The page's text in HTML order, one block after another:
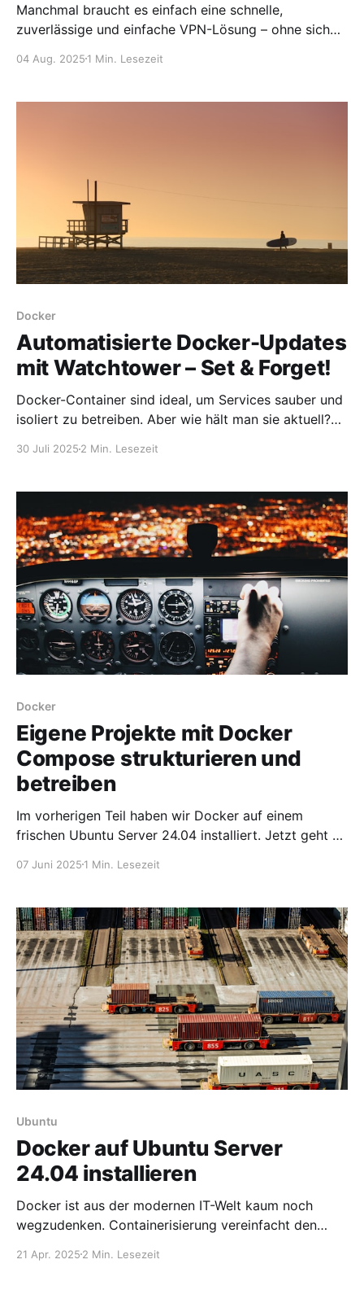
Manchmal braucht es einfach eine schnelle,
zuverlässige und einfache VPN-Lösung – ohne sich
WG-Easy ins Spiel. Mit dieser schlanken Oberfläche
betriebsbereit machen. In diesem Beitrag zeige ich,
04 Aug. 2025 1 Min. Lesezeit
Docker
Automatisierte Docker-Updates
mit Watchtower – Set & Forget!
Docker-Container sind ideal, um Services sauber und
isoliert zu betreiben. Aber wie hält man sie aktuell?
man Container vollautomatisch aktualisieren lassen,
inklusive Benachrichtigung per E-Mail – und das mit
nur
30 Juli 2025 2 Min. Lesezeit
Docker
Eigene Projekte mit Docker
Compose strukturieren und
betreiben
Im vorherigen Teil haben wir Docker auf einem
frischen Ubuntu Server 24.04 installiert. Jetzt geht es
zu strukturieren und zu betreiben. Hier zeige ich dir,
Volumes und Umgebungsvariablen sauber verwaltest
* und Best Practices beachtest Projektstruktur: Klar
und
07 Juni 2025 1 Min. Lesezeit
Ubuntu
Docker auf Ubuntu Server
24.04 installieren
Docker ist aus der modernen IT-Welt kaum noch
wegzudenken. Containerisierung vereinfacht den
Anwendungen enorm – und Ubuntu 24.04 ist eine
21 Apr. 2025 2 Min. Lesezeit